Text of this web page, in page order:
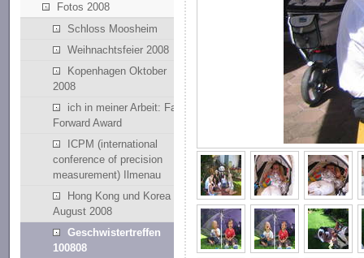
Fotos 2008
Schloss Moosheim
Weihnachtsfeier 2008
Kopenhagen Oktober
2008
ich in meiner Arbeit: Fast
Forward Award
ICPM (international
conference of precision
measurement) Ilmenau
Hong Kong und Korea
August 2008
Geschwistertreffen
100808